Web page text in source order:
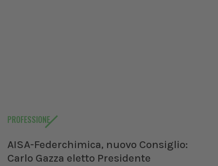
PROFESSIONE
AISA-Federchimica, nuovo Consiglio:
Carlo Gazza eletto Presidente